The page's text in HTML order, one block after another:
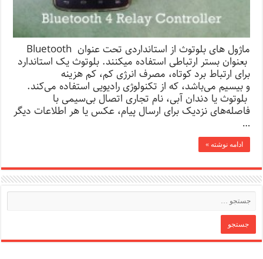
ماژول های بلوتوث از استانداردی تحت عنوان Bluetooth
بعنوان بستر ارتباطی استفاده میکنند. بلوتوث یک استاندارد
برای ارتباط برد کوتاه، مصرف انرژی کم، کم هزینه
و بیسیم می‌باشد، که از تکنولوژی رادیویی استفاده می‌کند.
بلوتوث یا دندان آبی، نام تجاری اتصال بی‌سیمی با
فاصله‌های نزدیک برای ارسال پیام، عکس یا هر اطلاعات دیگر
…
ادامه نوشته »